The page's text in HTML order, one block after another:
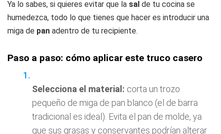
Ya lo sabes, si quieres evitar que la sal de tu cocina se
humedezca, todo lo que tienes que hacer es introducir una
miga de pan adentro de tu recipiente.
Paso a paso: cómo aplicar este truco casero
Selecciona el material: corta un trozo
pequeño de miga de pan blanco (el de barra
tradicional es ideal). Evita el pan de molde, ya
que sus grasas y conservantes podrían alterar